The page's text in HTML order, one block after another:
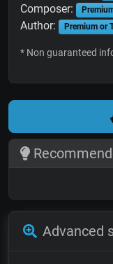
Composer:
Author: Premium or
* Non guaranteed
Advanced